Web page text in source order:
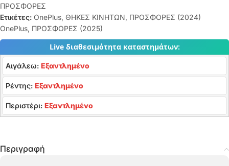
ΠΡΟΣΦΟΡΕΣ
Ετικέτες: OnePlus, ΘΗΚΕΣ ΚΙΝΗΤΩΝ, ΠΡΟΣΦΟΡΕΣ (2024)
OnePlus, ΠΡΟΣΦΟΡΕΣ (2025)
Live διαθεσιμότητα καταστημάτων:
Αιγάλεω: Εξαντλημένο
Ρέντης: Εξαντλημένο
Περιστέρι: Εξαντλημένο
Περιγραφή